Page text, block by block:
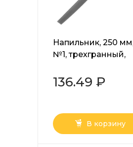
Напильник, 250
№1, трехгранный,
136.49 ₽
В корзину